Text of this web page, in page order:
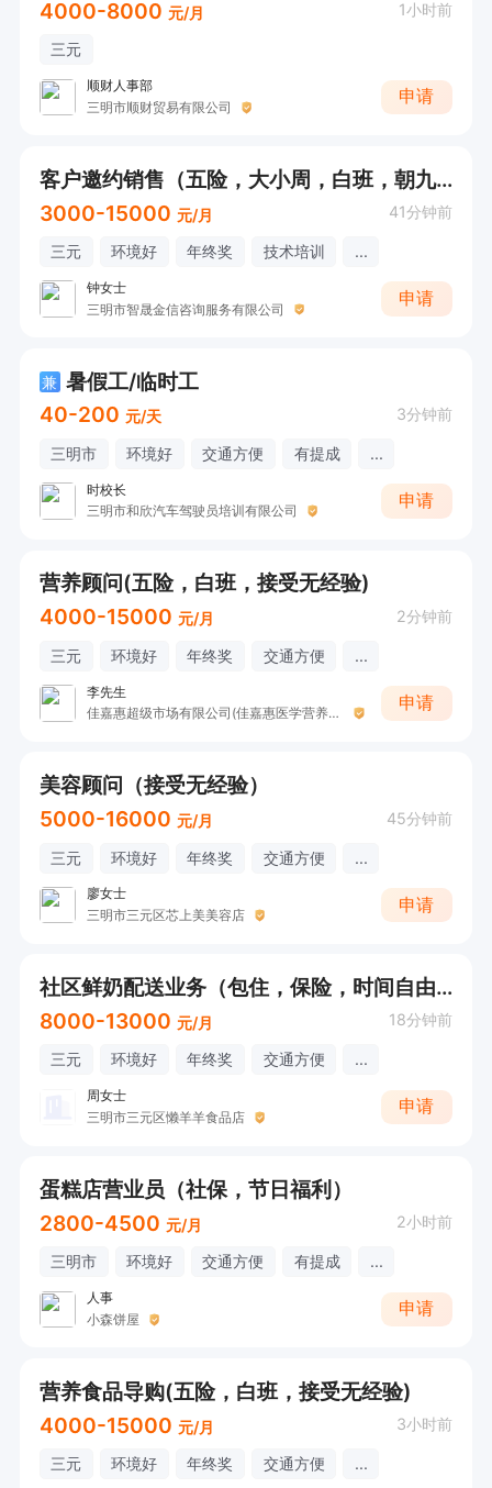
4000-8000 元/月 1小时前
三元
顺财人事部
三明市顺财贸易有限公司
申请
客户邀约销售（五险，大小周，白班，朝九晚六，法定假）
3000-15000 元/月 41分钟前
三元 环境好 年终奖 技术培训 ...
钟女士
三明市智晟金信咨询服务有限公司
申请
兼 暑假工/临时工
40-200 元/天 3分钟前
三明市 环境好 交通方便 有提成 ...
时校长
三明市和欣汽车驾驶员培训有限公司
申请
营养顾问(五险，白班，接受无经验)
4000-15000 元/月 2分钟前
三元 环境好 年终奖 交通方便 ...
李先生
佳嘉惠超级市场有限公司(佳嘉惠医学营养中心)
申请
美容顾问（接受无经验）
5000-16000 元/月 45分钟前
三元 环境好 年终奖 交通方便 ...
廖女士
三明市三元区芯上美美容店
申请
社区鲜奶配送业务（包住，保险，时间自由，接受无经验）
8000-13000 元/月 18分钟前
三元 环境好 年终奖 交通方便 ...
周女士
三明市三元区懒羊羊食品店
申请
蛋糕店营业员（社保，节日福利）
2800-4500 元/月 2小时前
三明市 环境好 交通方便 有提成 ...
人事
小森饼屋
申请
营养食品导购(五险，白班，接受无经验)
4000-15000 元/月 3小时前
三元 环境好 年终奖 交通方便 ...